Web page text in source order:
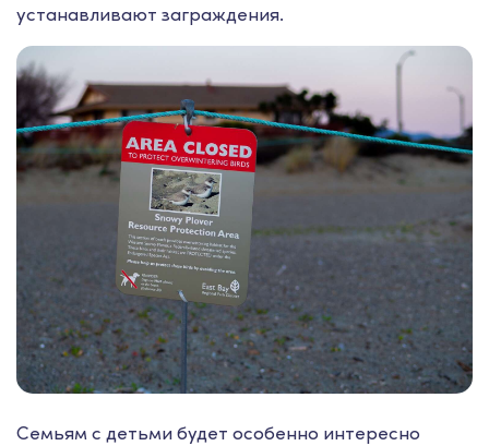
устанавливают заграждения.
Семьям с детьми будет особенно интересно